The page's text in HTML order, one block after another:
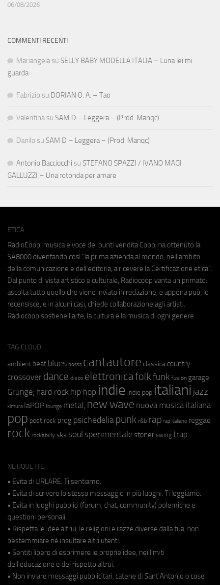
06/08/2026
COMMENTI RECENTI
Mariangela su SELLY BABY MODELLA ITALIA – Luna lei mi
guarda
Fabrizio su DORIAN O. A. – Tao
Valentina su SAM D – Leggera – (Prod. Manqc)
Danilo su SAM D – Leggera – (Prod. Manqc)
Antonio Bacciocchi su STEFANO SPAZZI / IVANO MAGI
GALLUZZI – Una rotonda per amare
ETICA
RadioCoop, musica e voce dei punti vendita Coop, ha ottenuto la
SA8000 diventando così "la prima azienda al mondo, nell'ambito
della comunicazione e dell'editoria, a ricevere la Certificazione etica".
Dal punto di vista artistico e culturale, Radiocoop vanta un primato:
ascolta tutto quello che viene inviato in redazione, e appena può, lo
recensisce, e in alcuni casi, chiede collaborazione agli artisti.
Radiocoop sostiene l'arte, la cultura e la musica di ogni genere.
TAG CLOUD
ambient beat blues bossa cantautore classica country
crossover dance disco elettronicafolkfunk fusion garage
Grunge; hard rock hip hop indie indie pop italiani jazz
kimura laPOP lounge metal; new wave nuova musica italiana
pop post rock prog psichedeliapunk r&b rap rap italiano reggae
rock rockabilly ska soul sperimentale stoner swing trap
NETIQUETTE
• Evita di URLARE. Ti sentiamo.
• Evita di scrivere lo stesso messaggio in più luoghi. Ti leggiamo.
• Evita in luoghi pubblici (forum, chat, community) polemiche e
questioni personali.
• Rispetta le idee altrui, le religioni e razze diverse dalla tua, non
bestemmiare né insultare altri utenti.
• Sentiti libero di esprimere le proprie idee, nei limiti
dell'educazione e del rispetto altrui.
• Non inviare messaggi pubblicitari, catene di Sant'Antonio o cose